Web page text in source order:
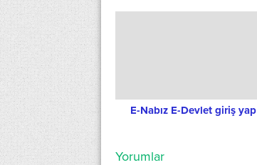
E-Nabız E-Devlet giriş yap
Yorumlar